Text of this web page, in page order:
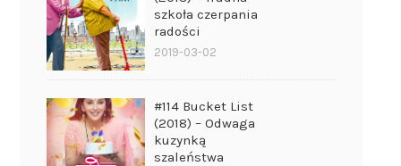
szkoła czerpania
radości
2019-03-02
#114 Bucket List
(2018) – Odwaga
kuzynką
szaleństwa